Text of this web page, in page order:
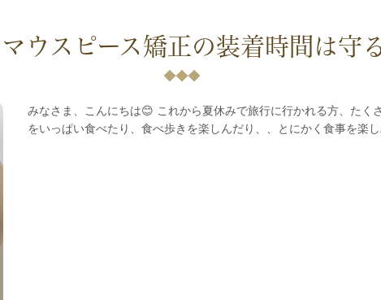
ウスピース矯正の装着時間は守
みなさま、こんにちは😊 これから夏休みで旅行に行かれる方、た
をいっぱい食べたり、食べ歩きを楽しんだり、、とにかく食事を楽